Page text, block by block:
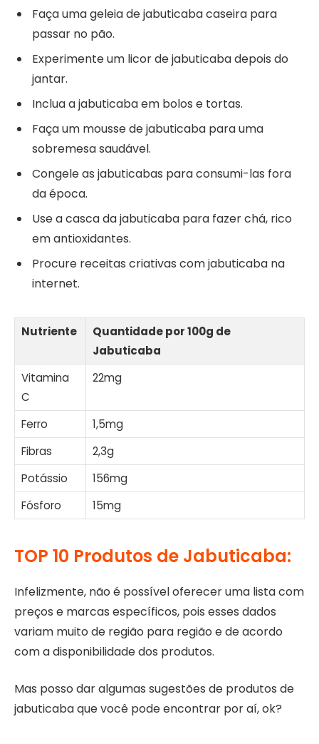
Faça uma geleia de jabuticaba caseira para
passar no pão.
Experimente um licor de jabuticaba depois do
jantar.
Inclua a jabuticaba em bolos e tortas.
Faça um mousse de jabuticaba para uma
sobremesa saudável.
Congele as jabuticabas para consumi-las fora
da época.
Use a casca da jabuticaba para fazer chá, rico
em antioxidantes.
Procure receitas criativas com jabuticaba na
internet.
Nutriente
Quantidade por 100g de
Jabuticaba
Vitamina
C
22mg
Ferro
1,5mg
Fibras
2,3g
Potássio
156mg
Fósforo
15mg
TOP 10 Produtos de Jabuticaba:
Infelizmente, não é possível oferecer uma lista com
preços e marcas específicos, pois esses dados
variam muito de região para região e de acordo
com a disponibilidade dos produtos.
Mas posso dar algumas sugestões de produtos de
jabuticaba que você pode encontrar por aí, ok?